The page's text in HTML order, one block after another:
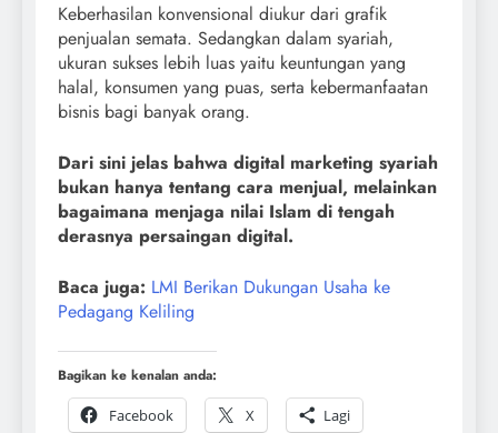
Keberhasilan konvensional diukur dari grafik
penjualan semata. Sedangkan dalam syariah,
ukuran sukses lebih luas yaitu keuntungan yang
halal, konsumen yang puas, serta kebermanfaatan
bisnis bagi banyak orang.
Dari sini jelas bahwa digital marketing syariah
bukan hanya tentang cara menjual, melainkan
bagaimana menjaga nilai Islam di tengah
derasnya persaingan digital.
Baca juga: LMI Berikan Dukungan Usaha ke
Pedagang Keliling
Bagikan ke kenalan anda:
Facebook
X Lagi